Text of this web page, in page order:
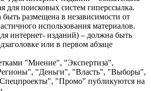
для поисковых систем гиперссылка.
размещена в независимости от
использования материалов.
интернет- изданий) – должна быть
или в первом абзаце
"Мнение", "Экспертиза",
"Деньги", "Власть", "Выборы",
"Промо" публикуются на